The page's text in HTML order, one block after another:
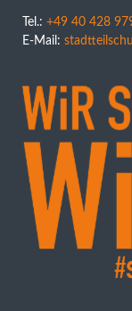
Tel.: +49 40 428
E-Mail: